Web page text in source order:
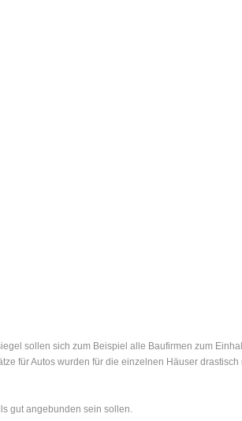
sollen sich zum Beispiel alle Baufirmen zum
für Autos wurden für die einzelnen Häuser drastisch
gut angebunden sein sollen.